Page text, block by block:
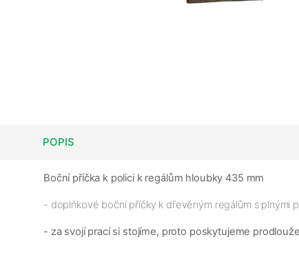
POPIS
Boční příčka k polici k regálům hloubky 435 mm
- doplňkové boční příčky k dřevěným regálům s plnými
- za svojí prací si stojíme, proto poskytujeme